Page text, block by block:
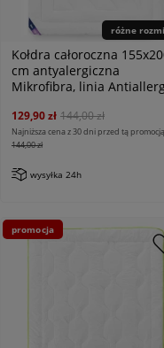
różne
Kołdra całoroczna
cm antyalergiczna
Mikrofibra, linia
129,90 zł 144,00 zł
Najniższa cena z 30 dni przed tą
144,00 zł
wysyłka 24h
promocja